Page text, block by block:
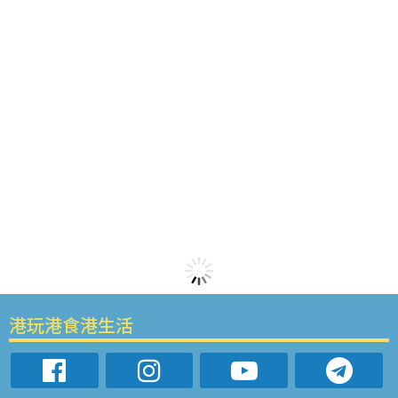
港玩港食港生活